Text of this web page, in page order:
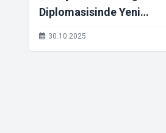
Diplomasisinde Yeni
Dönem: Bitkisel İlaçlar,
30.10.2025